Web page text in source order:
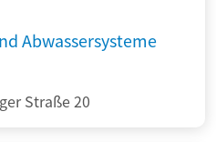
Abwassersysteme
Straße 20